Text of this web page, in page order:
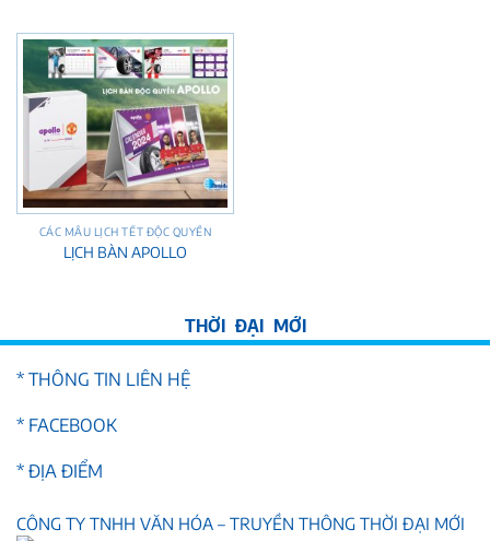
CÁC MẪU LỊCH TẾT ĐỘC QUYỀN
LỊCH BÀN APOLLO
* THÔNG TIN LIÊN HỆ
* FACEBOOK
* ĐỊA ĐIỂM
CÔNG TY TNHH VĂN HÓA – TRUYỀN THÔNG THỜI ĐẠI MỚI